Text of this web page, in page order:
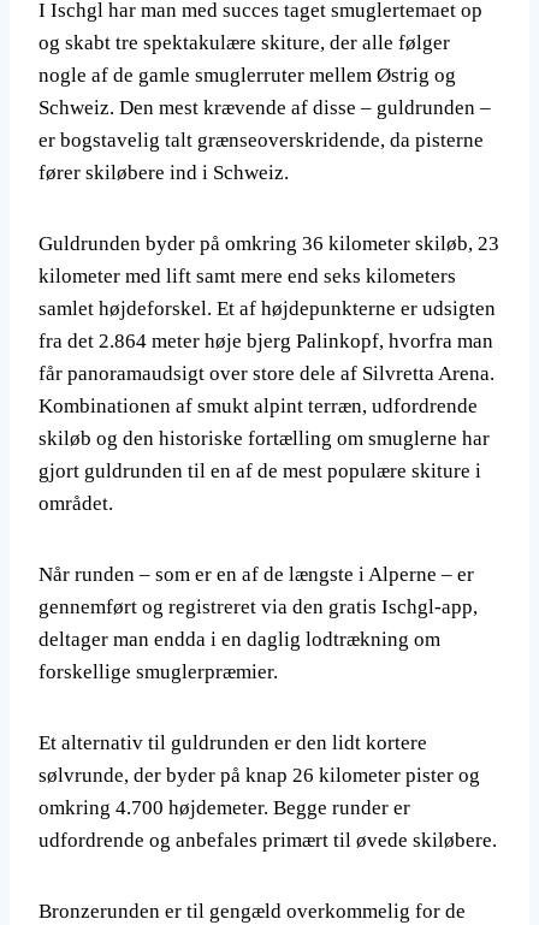
I Ischgl har man med succes taget smuglertemaet op
og skabt tre spektakulære skiture, der alle følger
nogle af de gamle smuglerruter mellem Østrig og
Schweiz. Den mest krævende af disse – guldrunden –
er bogstavelig talt grænseoverskridende, da pisterne
fører skiløbere ind i Schweiz.
Guldrunden byder på omkring 36 kilometer skiløb, 23
kilometer med lift samt mere end seks kilometers
samlet højdeforskel. Et af højdepunkterne er udsigten
fra det 2.864 meter høje bjerg Palinkopf, hvorfra man
får panoramaudsigt over store dele af Silvretta Arena.
Kombinationen af smukt alpint terræn, udfordrende
skiløb og den historiske fortælling om smuglerne har
gjort guldrunden til en af de mest populære skiture i
området.
Når runden – som er en af de længste i Alperne – er
gennemført og registreret via den gratis Ischgl-app,
deltager man endda i en daglig lodtrækning om
forskellige smuglerpræmier.
Et alternativ til guldrunden er den lidt kortere
sølvrunde, der byder på knap 26 kilometer pister og
omkring 4.700 højdemeter. Begge runder er
udfordrende og anbefales primært til øvede skiløbere.
Bronzerunden er til gengæld overkommelig for de